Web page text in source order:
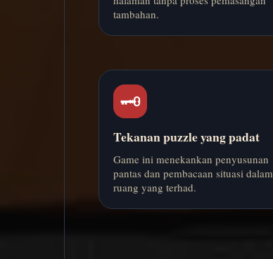
tambahan.
🗝️
Tekanan puzzle yang padat
Game ini menekankan penyusunan
pantas dan pembacaan situasi dalam
ruang yang terhad.